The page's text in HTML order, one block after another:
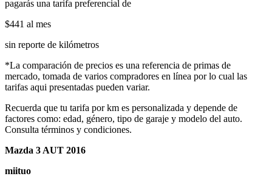
pagarás una tarifa preferencial de
$441 al mes
sin reporte de kilómetros
*La comparación de precios es una referencia de primas de
mercado, tomada de varios compradores en línea por lo cual las
tarifas aqui presentadas pueden variar.
Recuerda que tu tarifa por km es personalizada y depende de
factores como: edad, género, tipo de garaje y modelo del auto.
Consulta términos y condiciones.
Mazda 3 AUT 2016
miituo